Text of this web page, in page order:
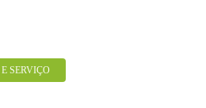
SERVIÇO